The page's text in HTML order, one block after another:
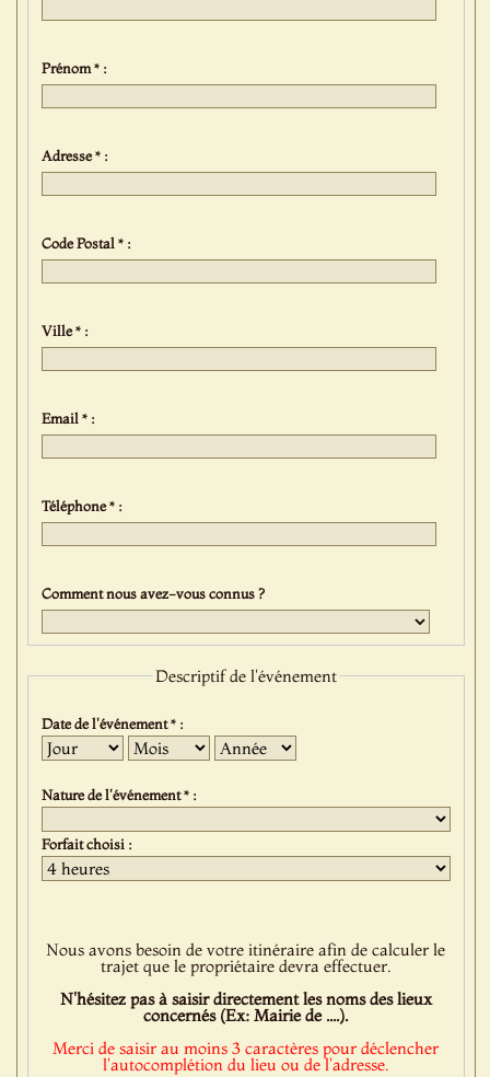
Prénom * :
Adresse * :
Code Postal * :
Ville * :
Email * :
Téléphone * :
Comment nous avez-vous connus ?
Descriptif de l'événement
Date de l'événement * :
Jour Mois Année
Nature de l'événement * :
Forfait choisi :
Nous avons besoin de votre itinéraire afin de calculer le
trajet que le propriétaire devra effectuer.
N'hésitez pas à saisir directement les noms des lieux
concernés (Ex: Mairie de ....).
Merci de saisir au moins 3 caractères pour déclencher
l'autocomplétion du lieu ou de l'adresse.